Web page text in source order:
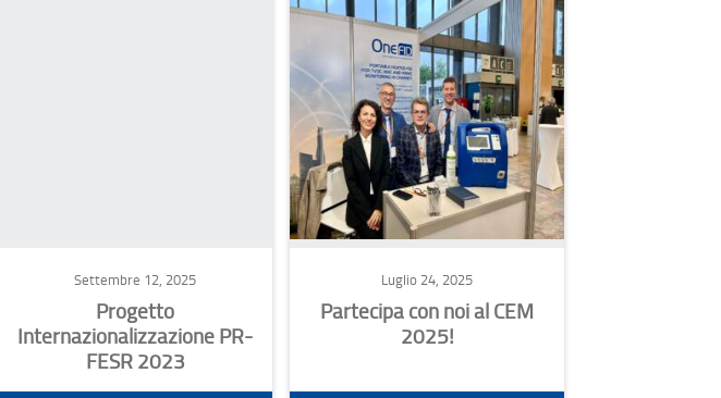
Settembre 12, 2025
Progetto
Internazionalizzazione PR-
FESR 2023
Luglio 24, 2025
Partecipa con noi al CEM
2025!